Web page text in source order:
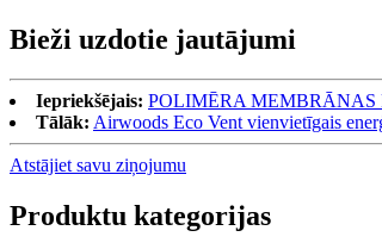
Bieži uzdotie jautājumi
Iepriekšējais: POLIMĒRA MEMBRĀNAS
Tālāk: Airwoods Eco Vent vienvietīgais
Atstājiet savu ziņojumu
Produktu kategorijas